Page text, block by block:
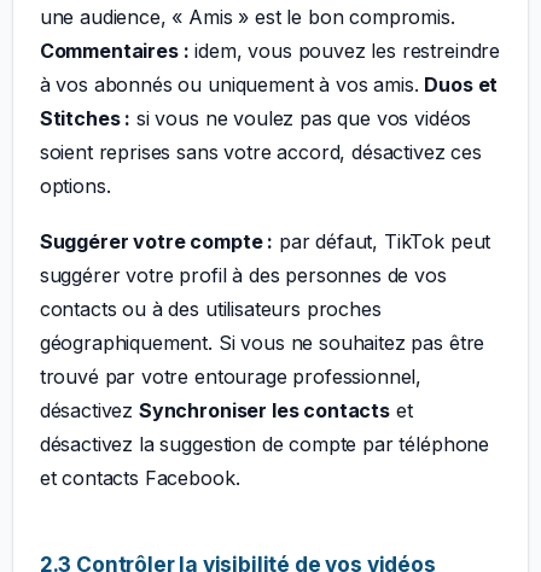
une audience, « Amis » est le bon compromis.
Commentaires : idem, vous pouvez les restreindre
à vos abonnés ou uniquement à vos amis. Duos et
Stitches : si vous ne voulez pas que vos vidéos
soient reprises sans votre accord, désactivez ces
options.
Suggérer votre compte : par défaut, TikTok peut
suggérer votre profil à des personnes de vos
contacts ou à des utilisateurs proches
géographiquement. Si vous ne souhaitez pas être
trouvé par votre entourage professionnel,
désactivez Synchroniser les contactset
désactivez la suggestion de compte par téléphone
et contacts Facebook.
2.3 Contrôler la visibilité de vos vidéos